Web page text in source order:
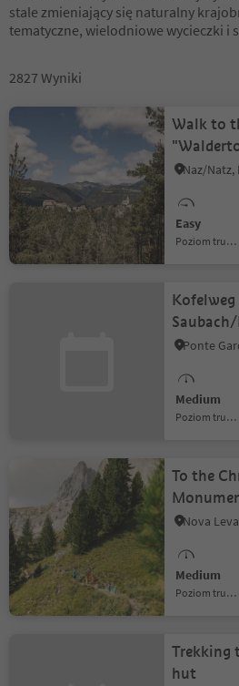
stale zmieniający się naturalny
tematyczne, wielodniowe wycieczki i
2827 Wyniki
Walk to
Easy
Poziom trudności
Kofelweg
Medium
Poziom trudności
To the
Nova
Medium
Poziom trudności
Trekking
hut